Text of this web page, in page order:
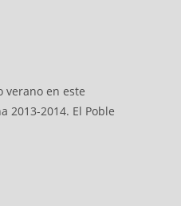
verano en este
2013-2014. El Poble